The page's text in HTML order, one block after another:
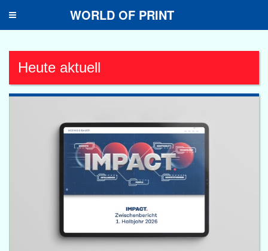
Toggle
WORLD OF PRINT
Heute aktuell